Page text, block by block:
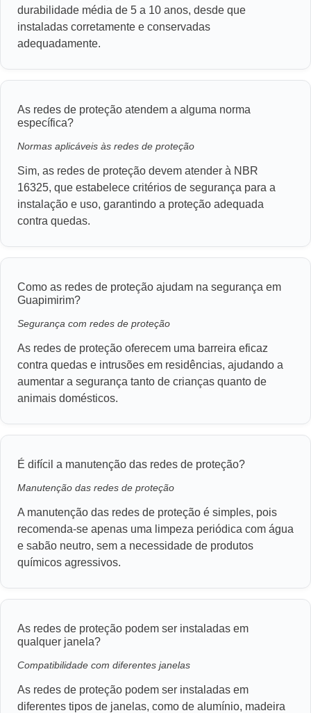
durabilidade média de 5 a 10 anos, desde que
instaladas corretamente e conservadas
adequadamente.
As redes de proteção atendem a alguma norma
específica?
Normas aplicáveis às redes de proteção
Sim, as redes de proteção devem atender à NBR
16325, que estabelece critérios de segurança para a
instalação e uso, garantindo a proteção adequada
contra quedas.
Como as redes de proteção ajudam na segurança em
Guapimirim?
Segurança com redes de proteção
As redes de proteção oferecem uma barreira eficaz
contra quedas e intrusões em residências, ajudando a
aumentar a segurança tanto de crianças quanto de
animais domésticos.
É difícil a manutenção das redes de proteção?
Manutenção das redes de proteção
A manutenção das redes de proteção é simples, pois
recomenda-se apenas uma limpeza periódica com água
e sabão neutro, sem a necessidade de produtos
químicos agressivos.
As redes de proteção podem ser instaladas em
qualquer janela?
Compatibilidade com diferentes janelas
As redes de proteção podem ser instaladas em
diferentes tipos de janelas, como de alumínio, madeira